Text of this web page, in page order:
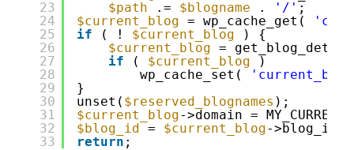
23
24
25
26
27
28
29
30
31
32
33
$path
.= $blogname . '/' ;
$current_blog
= wp_cache_get(
if
( ! $current_blog
) {
$current_blog
=
if
( $current_blog
)
wp_cache_set(
}
unset( $reserved_blognames );
$current_blog->domain =
$blog_id
= $current_blog->blog_id;
return ;